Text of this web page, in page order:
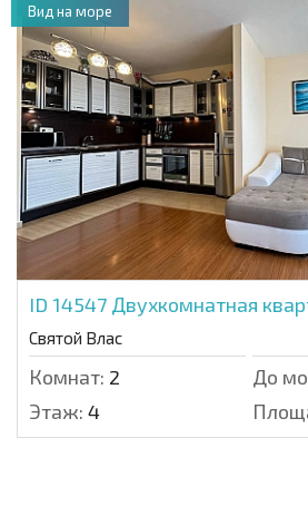
ID 14547 Двухкомнатная
Святой Влас
Комнат: 2 До
Этаж: 4
Вид на море